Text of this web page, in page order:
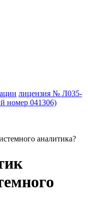
лицензия № Л035-
номер 041306)
аналитика?